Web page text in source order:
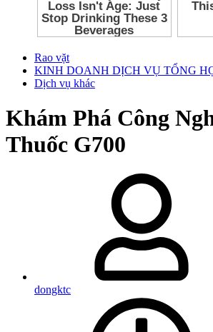
Rao vặt
KINH DOANH DỊCH VỤ TỔNG
Dịch vụ khác
Khám Phá Công
Thuốc G700
dongktc